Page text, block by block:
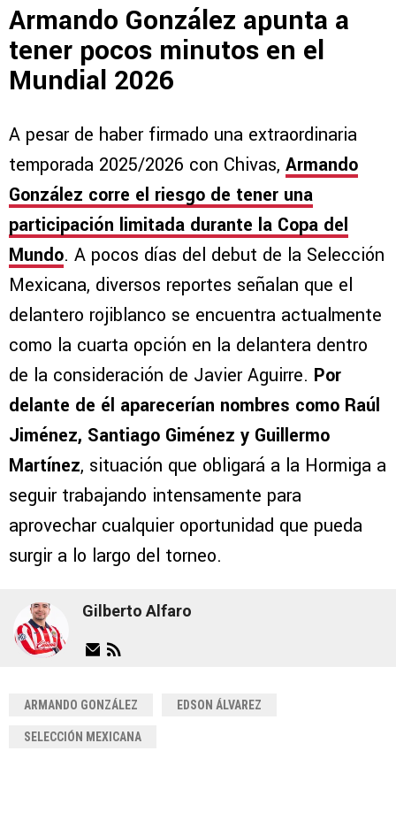
Armando González apunta a
tener pocos minutos en el
Mundial 2026
A pesar de haber firmado una extraordinaria
temporada 2025/2026 con Chivas, Armando
González corre el riesgo de tener una
participación limitada durante la Copa del
Mundo. A pocos días del debut de la Selección
Mexicana, diversos reportes señalan que el
delantero rojiblanco se encuentra actualmente
como la cuarta opción en la delantera dentro
de la consideración de Javier Aguirre. Por
delante de él aparecerían nombres como Raúl
Jiménez, Santiago Giménez y Guillermo
Martínez, situación que obligará a la Hormiga a
seguir trabajando intensamente para
aprovechar cualquier oportunidad que pueda
surgir a lo largo del torneo.
Gilberto Alfaro
ARMANDO GONZÁLEZ EDSON ÁLVAREZ
SELECCIÓN MEXICANA